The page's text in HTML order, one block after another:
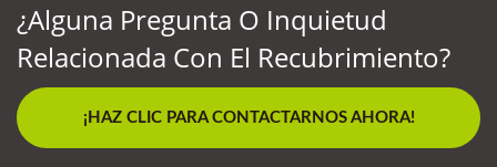
¿Alguna Pregunta O Inquietud
Relacionada Con El Recubrimiento?
¡HAZ CLIC PARA CONTACTARNOS AHORA!